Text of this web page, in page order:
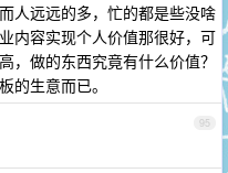
人远远的多，忙的都是些没啥
内容实现个人价值那很好，可
，做的东西究竟有什么价值？
的生意而已。
95